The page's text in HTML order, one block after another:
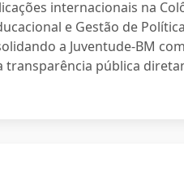
internacionais na
e Gestão de
a Juventude-BM
pública